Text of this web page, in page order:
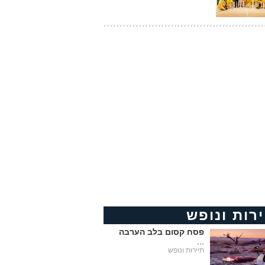
ונופש
פסח קסום בלב הערבה
תיירות ונופש